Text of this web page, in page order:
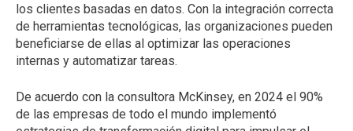
los clientes basadas en datos. Con la integración correcta
de herramientas tecnológicas, las organizaciones pueden
beneficiarse de ellas al optimizar las operaciones
internas y automatizar tareas.
De acuerdo con la consultora McKinsey, en 2024 el 90%
de las empresas de todo el mundo implementó